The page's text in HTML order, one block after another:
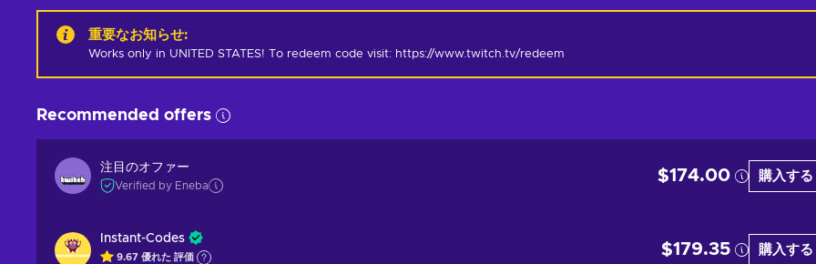
重要なお知らせ:
Works only in UNITED STATES! To redeem code visit: https://www.twitch.tv/redeem
Recommended offers
注目のオファー
Verified by Eneba
$174.00 購入する
Instant-Codes
9.67 優れた 評価 $179.35 購入する